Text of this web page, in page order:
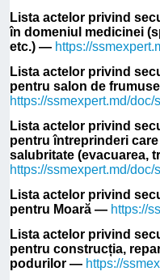
Lista actelor privind
în domeniul medicinei
etc.) — https://
Lista actelor privind
pentru salon de
https://ssmexpert.md/
Lista actelor privind
pentru întreprinderi
salubritate (evacuarea,
https://ssmexpert.md/doc/
Lista actelor privind
pentru Moară — https://
Lista actelor privind
pentru construcția,
podurilor — https://